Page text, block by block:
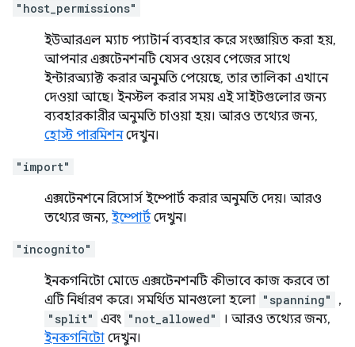
"host_permissions"
ইউআরএল ম্যাচ প্যাটার্ন ব্যবহার করে সংজ্ঞায়িত করা হয়,
আপনার এক্সটেনশনটি যেসব ওয়েব পেজের সাথে
ইন্টারঅ্যাক্ট করার অনুমতি পেয়েছে, তার তালিকা এখানে
দেওয়া আছে। ইনস্টল করার সময় এই সাইটগুলোর জন্য
ব্যবহারকারীর অনুমতি চাওয়া হয়। আরও তথ্যের জন্য,
হোস্ট পারমিশনদেখুন।
"import"
এক্সটেনশনে রিসোর্স ইম্পোর্ট করার অনুমতি দেয়। আরও
তথ্যের জন্য, ইম্পোর্টদেখুন।
"incognito"
ইনকগনিটো মোডে এক্সটেনশনটি কীভাবে কাজ করবে তা
এটি নির্ধারণ করে। সমর্থিত মানগুলো হলো "spanning" ,
"split" এবং "not_allowed"
। আরও তথ্যের জন্য,
ইনকগনিটো দেখুন।